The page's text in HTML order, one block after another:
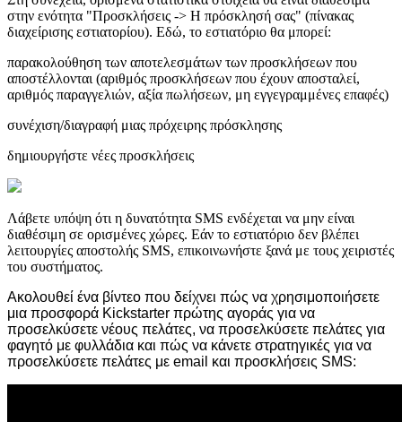
στην ενότητα "Προσκλήσεις -> Η πρόσκλησή σας" (πίνακας
διαχείρισης εστιατορίου). Εδώ, το εστιατόριο θα μπορεί:
παρακολούθηση των αποτελεσμάτων των προσκλήσεων που
αποστέλλονται (αριθμός προσκλήσεων που έχουν αποσταλεί,
αριθμός παραγγελιών, αξία πωλήσεων, μη εγγεγραμμένες επαφές)
συνέχιση/διαγραφή μιας πρόχειρης πρόσκλησης
δημιουργήστε νέες προσκλήσεις
Λάβετε υπόψη ότι η δυνατότητα SMS ενδέχεται να μην είναι
διαθέσιμη σε ορισμένες χώρες. Εάν το εστιατόριο δεν βλέπει
λειτουργίες αποστολής SMS, επικοινωνήστε ξανά με τους χειριστές
του συστήματος.
Ακολουθεί ένα βίντεο που δείχνει πώς να χρησιμοποιήσετε
μια προσφορά Kickstarter πρώτης αγοράς για να
προσελκύσετε νέους πελάτες, να προσελκύσετε πελάτες για
φαγητό με φυλλάδια και πώς να κάνετε στρατηγικές για να
προσελκύσετε πελάτες με email και προσκλήσεις SMS: